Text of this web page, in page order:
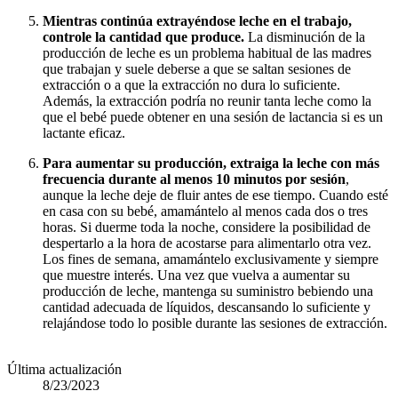
Mientras continúa extrayéndose leche en el trabajo,
controle la cantidad que produce. La disminución de la
producción de leche es un problema habitual de las madres
que trabajan y suele deberse a que se saltan sesiones de
extracción o a que la extracción no dura lo suficiente.
Además, la extracción podría no reunir tanta leche como la
que el bebé puede obtener en una sesión de lactancia si es un
lactante eficaz.
Para aumentar su producción, extraiga la leche con más
frecuencia durante al menos 10 minutos por sesión,
aunque la leche deje de fluir antes de ese tiempo. Cuando esté
en casa con su bebé, amamántelo al menos cada dos o tres
horas. Si duerme toda la noche, considere la posibilidad de
despertarlo a la hora de acostarse para alimentarlo otra vez.
Los fines de semana, amamántelo exclusivamente y siempre
que muestre interés. Una vez que vuelva a aumentar su
producción de leche, mantenga su suministro bebiendo una
cantidad adecuada de líquidos, descansando lo suficiente y
relajándose todo lo posible durante las sesiones de extracción.
Última actualización
8/23/2023